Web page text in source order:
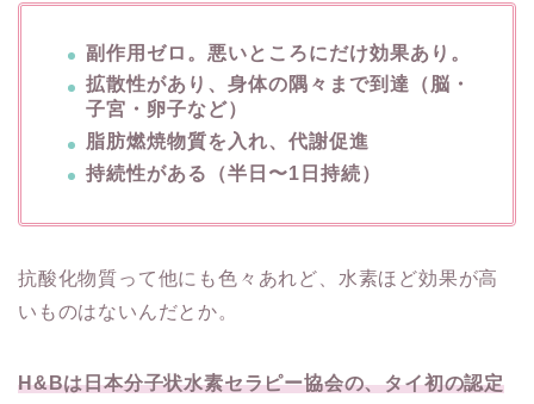
副作用ゼロ。悪いところにだけ効果あり。
拡散性があり、身体の隅々まで到達（脳・
子宮・卵子など）
脂肪燃焼物質を入れ、代謝促進
持続性がある（半日〜1日持続）
抗酸化物質って他にも色々あれど、水素ほど効果が高
いものはないんだとか。
H&Bは日本分子状水素セラピー協会の、タイ初の認定